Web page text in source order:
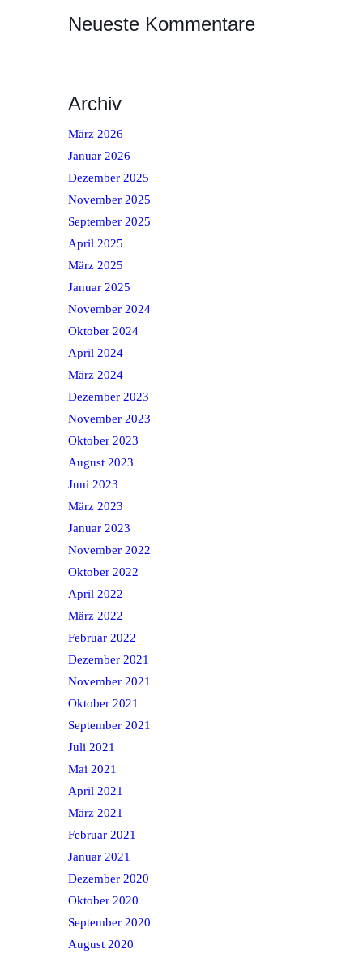
Neueste Kommentare
Archiv
März 2026
Januar 2026
Dezember 2025
November 2025
September 2025
April 2025
März 2025
Januar 2025
November 2024
Oktober 2024
April 2024
März 2024
Dezember 2023
November 2023
Oktober 2023
August 2023
Juni 2023
März 2023
Januar 2023
November 2022
Oktober 2022
April 2022
März 2022
Februar 2022
Dezember 2021
November 2021
Oktober 2021
September 2021
Juli 2021
Mai 2021
April 2021
März 2021
Februar 2021
Januar 2021
Dezember 2020
Oktober 2020
September 2020
August 2020